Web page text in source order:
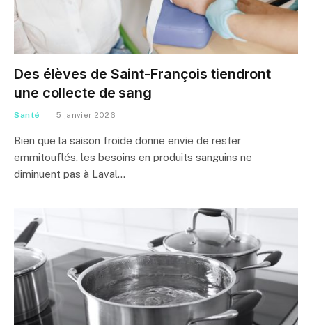
Des élèves de Saint-François tiendront
une collecte de sang
Santé 5 janvier 2026
Bien que la saison froide donne envie de rester
emmitouflés, les besoins en produits sanguins ne
diminuent pas à Laval…